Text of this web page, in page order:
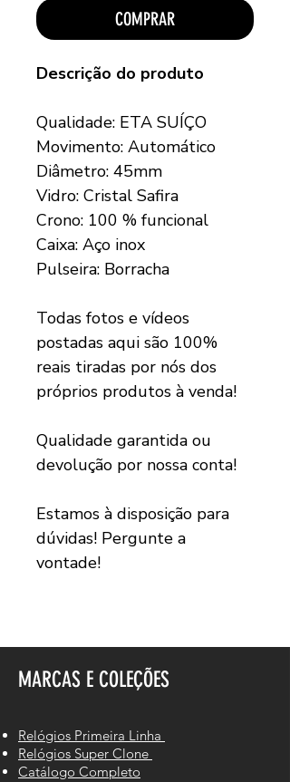
COMPRAR
Descrição do produto
Qualidade: ETA SUÍÇO
Movimento: Automático
Diâmetro: 45mm
Vidro: Cristal Safira
Crono: 100 % funcional
Caixa: Aço inox
Pulseira: Borracha
Todas fotos e vídeos
postadas aqui são 100%
reais tiradas por nós dos
próprios produtos à venda!
Qualidade garantida ou
devolução por nossa conta!
Estamos à disposição para
dúvidas! Pergunte a
vontade!
MARCAS E COLEÇÕES
Relógios Primeira Linha
Relógios Super Clone
Catálogo Completo